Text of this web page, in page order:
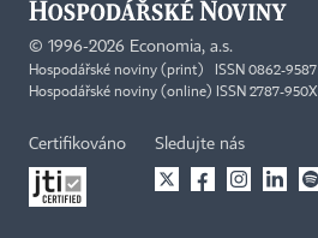
© 1996-2026 Economia, a.s.
Hospodářské noviny (print) ISSN 0862-9587
Hospodářské noviny (online) ISSN 2787-950X
Certifikováno Sledujte nás